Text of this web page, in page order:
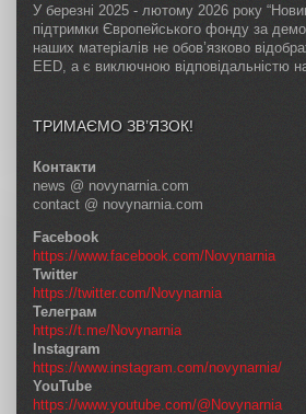
У березні 2025 - лютому 2026 року
підтримки Європейського фонду за
наших матеріалів не обов’язково
EED, а є виключною відповідальністю
ТРИМАЄМО ЗВ’ЯЗОК!
Контакти
news @ novynarnia.com
contact @ novynarnia.com
Facebook
https://www.facebook.com/Novynarnia
Twitter
https://twitter.com/Novynarnia
Телеграм
https://t.me/Novynarnia
Instagram
https://www.instagram.com/novynarnia/
YouTube
https://www.youtube.com/@Novynarnia